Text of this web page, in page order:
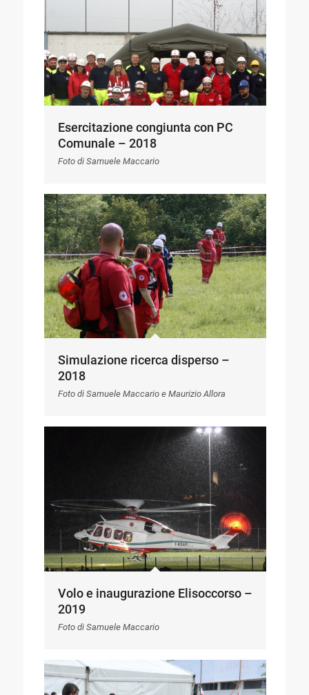
Esercitazione congiunta con PC
Comunale – 2018
Foto di Samuele Maccario
Simulazione ricerca disperso –
2018
Foto di Samuele Maccario e Maurizio Allora
Volo e inaugurazione Elisoccorso –
2019
Foto di Samuele Maccario